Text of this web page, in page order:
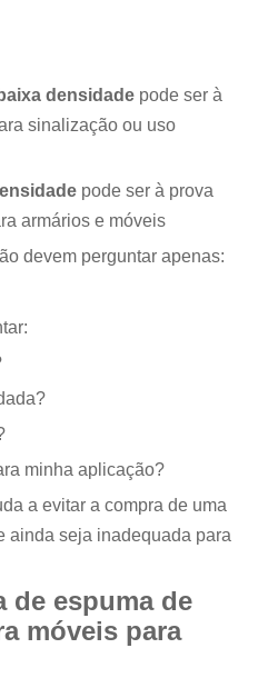
densidade pode ser à
sinalização ou uso
pode ser à prova
armários e móveis
devem perguntar apenas:
minha aplicação?
a evitar a compra de uma
ainda seja inadequada para
de espuma de
móveis para